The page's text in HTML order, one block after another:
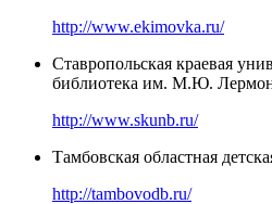
http://www.ekimovka.ru/
Ставропольская краевая
библиотека им. М.Ю.
http://www.skunb.ru/
Тамбовская областная
http://tambovodb.ru/